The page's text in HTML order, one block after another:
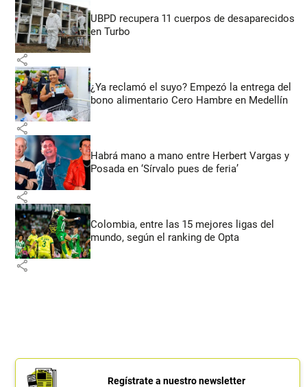
UBPD recupera 11 cuerpos de desaparecidos
en Turbo
share
¿Ya reclamó el suyo? Empezó la entrega del
bono alimentario Cero Hambre en Medellín
share
Habrá mano a mano entre Herbert Vargas y
Posada en ‘Sírvalo pues de feria’
share
Colombia, entre las 15 mejores ligas del
mundo, según el ranking de Opta
share
Regístrate a nuestro newsletter